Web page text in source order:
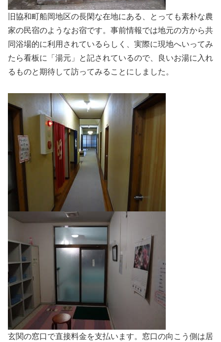
旧協和町船岡地区の長閑な在地にある、とっても素朴な農
家の民宿のようなお宿です。事前情報では地元の方から共
同浴場的に利用されているらしく、実際に現地へいってみ
たら看板に「湯元」と記されているので、良いお湯に入れ
るものと期待して訪ってみることにしました。
玄関の窓口で直接料金を支払います。窓口の向こう側は居